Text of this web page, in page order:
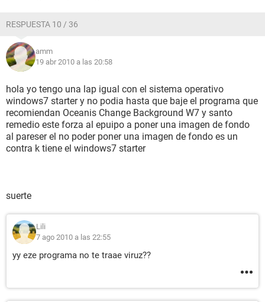
RESPUESTA 10 / 36
amm
19 abr 2010 a las 20:58
hola yo tengo una lap igual con el sistema operativo
windows7 starter y no podia hasta que baje el programa que
recomiendan Oceanis Change Background W7 y santo
remedio este forza al epuipo a poner una imagen de fondo
al pareser el no poder poner una imagen de fondo es un
contra k tiene el windows7 starter
suerte
Lili
7 ago 2010 a las 22:55
yy eze programa no te traae viruz??